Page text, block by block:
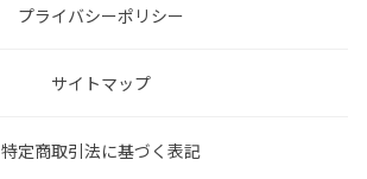
プライバシーポリシー
サイトマップ
特定商取引法に基づく表記